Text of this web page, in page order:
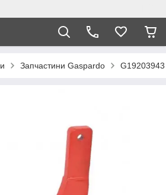
Запчастини Gaspardo